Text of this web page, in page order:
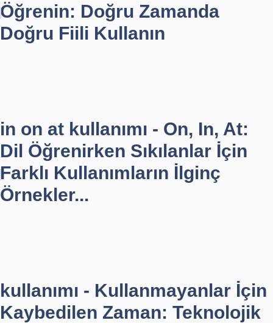
Öğrenin: Doğru Zamanda
Doğru Fiili Kullanın
in on at kullanımı - On, In, At:
Dil Öğrenirken Sıkılanlar İçin
Farklı Kullanımların İlginç
Örnekler...
kullanımı - Kullanmayanlar İçin
Kaybedilen Zaman: Teknolojik